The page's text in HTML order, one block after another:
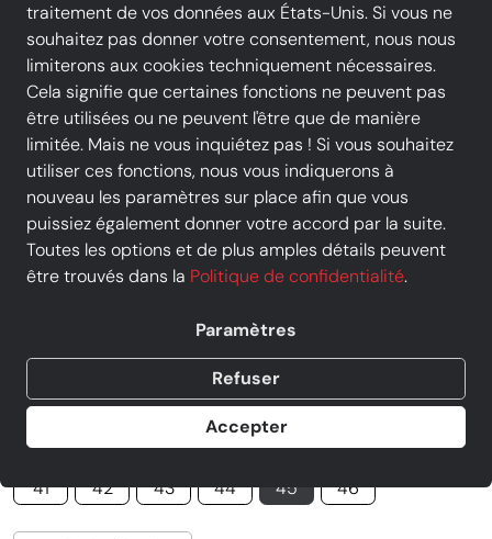
traitement de vos données aux États-Unis. Si vous ne
souhaitez pas donner votre consentement, nous nous
limiterons aux cookies techniquement nécessaires.
Cela signifie que certaines fonctions ne peuvent pas
être utilisées ou ne peuvent l'être que de manière
limitée. Mais ne vous inquiétez pas ! Si vous souhaitez
utiliser ces fonctions, nous vous indiquerons à
nouveau les paramètres sur place afin que vous
puissiez également donner votre accord par la suite.
Toutes les options et de plus amples détails peuvent
être trouvés dans la Politique de confidentialité.
Paramètres
Refuser
Accepter
GEOX - Sandale - U15BGB - Noir
Prix
71,92 €
−20%
Vendu parChausty Vendenheim
1 offre d'un autre commerçant
taille
41
42 43 44 45 46